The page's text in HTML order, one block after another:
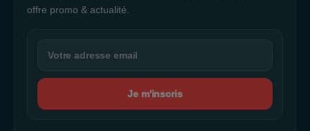
offre promo & actualité.
Je m'inscris